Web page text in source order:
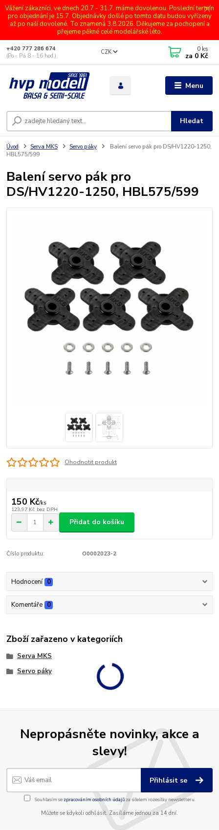
Vážení zákazníci, ve dnech 20.7 - 31.7. máme dovolenou. Poslední termín
pro objednání je 15.7. Objednávky došlé po tomto datu budou vyřízeny
až po naší dovolené. To znamená 3.8.2026. Děkujeme za pochopení a
přejeme pěkné celé modelářské léto.
Menu
CZK
Hledat
+420 777 286 674
(Po - Pá 8 - 16 hod.)
0 ks
za 0 Kč
Úvod Serva MKS Servo páky
Balení servo pák pro DS/HV1220-1250,
HBL575/599
Balení servo pák pro
DS/HV1220-1250, HBL575/599
Ohodnotit produkt
150 Kč/ks
123,97 Kč bez DPH
Přidat do košíku
Číslo produktu: O0002023-2
Hodnocení 0
Komentáře 0
Zboží zařazeno v kategoriích
Serva MKS
Servo páky
Nepropásněte novinky, akce a
slevy!
Přihlásit se
Souhlasím se zpracováním osobních údajůza účelem rozesílky newsletteru.
Můžete se kdykoli odhlásit. Zasíláme jednou za 14 dní.